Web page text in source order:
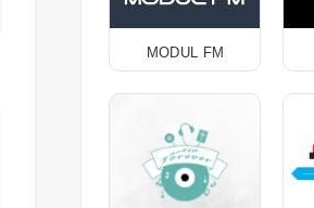
MODUL FM